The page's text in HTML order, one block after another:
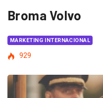
Broma Volvo
MARKETING INTERNACIONAL
929